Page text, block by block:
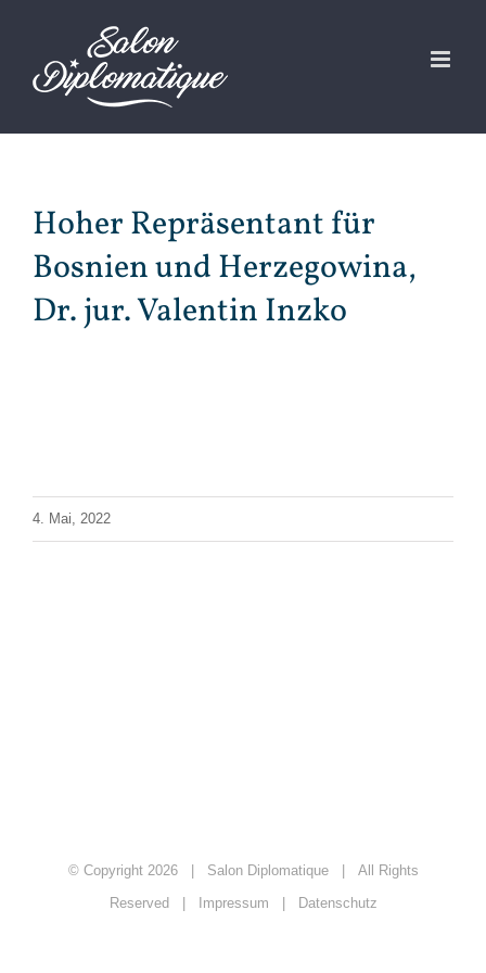
springen
Hoher Repräsentant für
Bosnien und Herzegowina,
Dr. jur. Valentin Inzko
4. Mai, 2022
© Copyright 2026 | Salon Diplomatique | All Rights
Reserved |
Impressum Datenschutz